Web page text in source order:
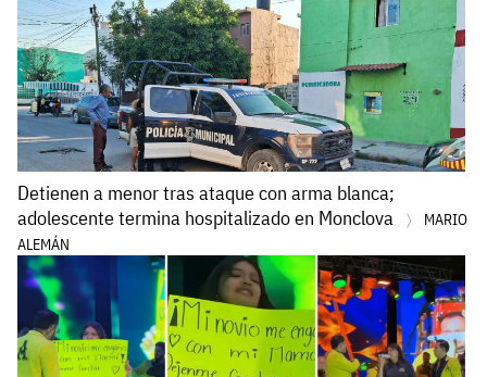
Detienen a menor tras ataque con arma blanca;
adolescente termina hospitalizado en Monclova
MARIO
ALEMÁN